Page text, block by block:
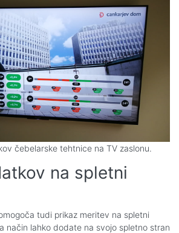
čebelarske tehtnice na TV zaslonu.
na spletni
tudi prikaz meritev na spletni
način lahko dodate na svojo spletno stran